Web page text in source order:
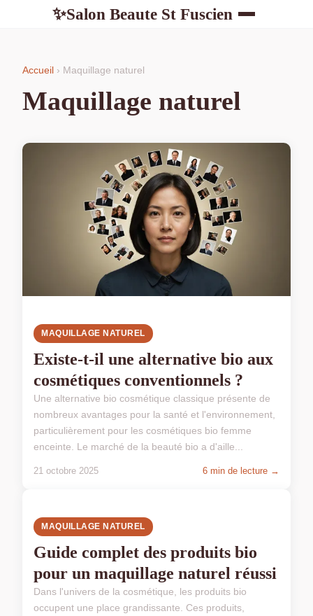
✨Salon Beaute St Fuscien
Accueil › Maquillage naturel
Maquillage naturel
MAQUILLAGE NATUREL
Existe-t-il une alternative bio aux
cosmétiques conventionnels ?
Une alternative bio cosmétique classique présente de
nombreux avantages pour la santé et l'environnement,
particulièrement pour les cosmétiques bio femme
enceinte. Le marché de la beauté bio a d'aille...
21 octobre 2025 6 min de lecture →
MAQUILLAGE NATUREL
Guide complet des produits bio
pour un maquillage naturel réussi
Dans l'univers de la cosmétique, les produits bio
occupent une place grandissante. Ces produits,